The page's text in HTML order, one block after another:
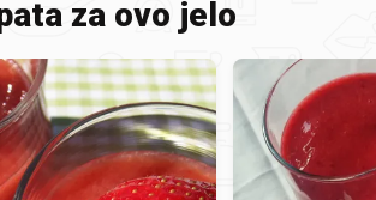
za ovo jelo